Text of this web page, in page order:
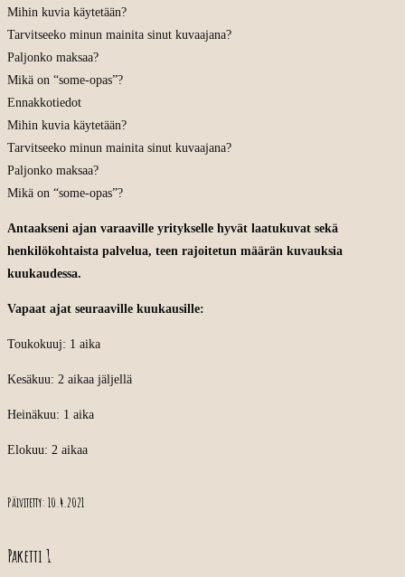
Mihin kuvia käytetään?
Tarvitseeko minun mainita sinut kuvaajana?
Paljonko maksaa?
Mikä on “some-opas”?
Ennakkotiedot
Mihin kuvia käytetään?
Tarvitseeko minun mainita sinut kuvaajana?
Paljonko maksaa?
Mikä on “some-opas”?
Antaakseni ajan varaaville yritykselle hyvät laatukuvat sekä
henkilökohtaista palvelua, teen rajoitetun määrän kuvauksia
kuukaudessa.
Vapaat ajat seuraaville kuukausille:
Toukokuuj: 1 aika
Kesäkuu: 2 aikaa jäljellä
Heinäkuu: 1 aika
Elokuu: 2 aikaa
Päivitetty: 10.4.2021
Paketti 1